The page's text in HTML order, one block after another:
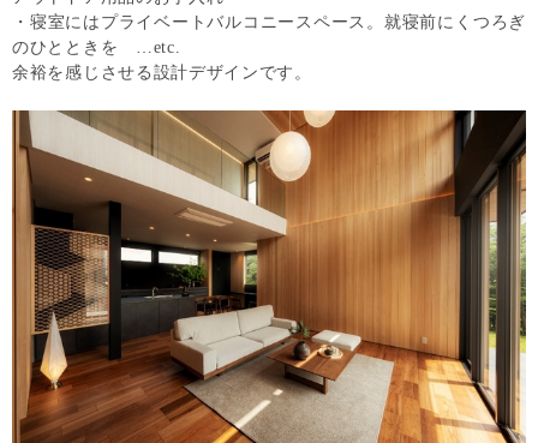
・寝室にはプライベートバルコニースペース。就寝前にくつろぎ
のひとときを …etc.
余裕を感じさせる設計デザインです。